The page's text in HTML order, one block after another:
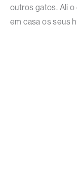
outros gatos. Ali
em casa os seus